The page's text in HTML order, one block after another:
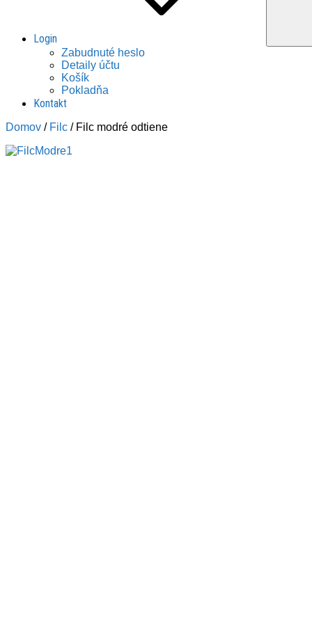
Login
Zabudnuté heslo
Detaily účtu
Košík
Pokladňa
Kontakt
Domov / Filc / Filc modré odtiene